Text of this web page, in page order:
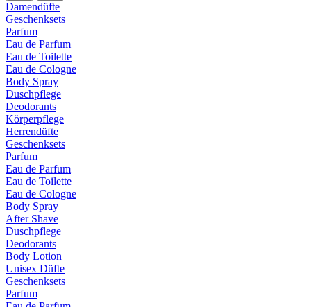
Damendüfte
Geschenksets
Parfum
Eau de Parfum
Eau de Toilette
Eau de Cologne
Body Spray
Duschpflege
Deodorants
Körperpflege
Herrendüfte
Geschenksets
Parfum
Eau de Parfum
Eau de Toilette
Eau de Cologne
Body Spray
After Shave
Duschpflege
Deodorants
Body Lotion
Unisex Düfte
Geschenksets
Parfum